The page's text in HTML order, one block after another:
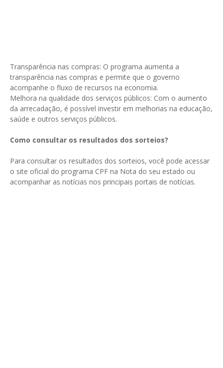
Transparência nas compras: O programa aumenta a
transparência nas compras e permite que o governo
acompanhe o fluxo de recursos na economia.
Melhora na qualidade dos serviços públicos: Com o aumento
da arrecadação, é possível investir em melhorias na educação,
saúde e outros serviços públicos.
Como consultar os resultados dos sorteios?
Para consultar os resultados dos sorteios, você pode acessar
o site oficial do programa CPF na Nota do seu estado ou
acompanhar as notícias nos principais portais de notícias.